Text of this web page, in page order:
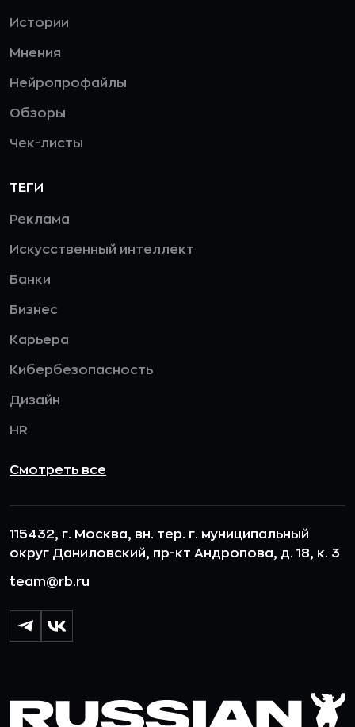
Истории
Мнения
Нейропрофайлы
Обзоры
Чек-листы
ТЕГИ
Реклама
Искусственный интеллект
Банки
Бизнес
Карьера
Кибербезопасность
Дизайн
HR
Смотреть все
115432, г. Москва, вн. тер. г. муниципальный
округ Даниловский, пр-кт Андропова, д. 18, к. 3
team@rb.ru